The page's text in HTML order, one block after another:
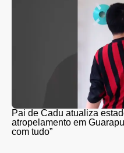
Pai de Cadu atualiza
atropelamento em
com tudo”